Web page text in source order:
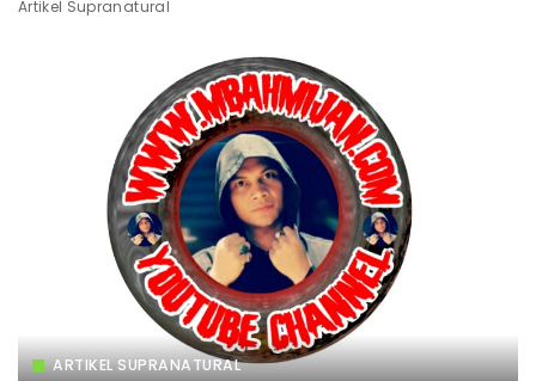
Artikel Supranatural
ARTIKEL SUPRANATURAL